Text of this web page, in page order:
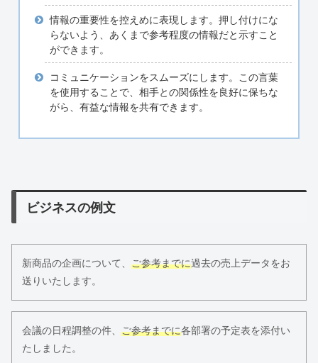
情報の重要性を控えめに表現します。押し付けにな
らないよう、あくまで参考程度の情報だと示すこと
ができます。
コミュニケーションをスムーズにします。この言葉
を使用することで、相手との関係性を良好に保ちな
がら、有益な情報を共有できます。
ビジネスの例文
新商品の企画について、 ご参考までに過去の売上データをお
送りいたします。
会議の日程調整の件、 ご参考までに各部署の予定表を添付い
たしました。